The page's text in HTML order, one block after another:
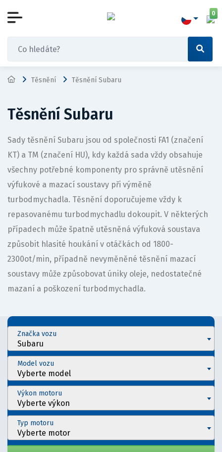
0
Těsnění Těsnění Subaru
Těsnění Subaru
Sady těsnění Subaru jsou od společnosti FA1 (značení
KT) a TM (značení HU), kdy každá sada vždy obsahuje
všechny potřebné komponenty pro správně utěsnění
výfukové a mazací soustavy při výměně
turbodmychadla. Těsnění doporučujeme vždy k
repasovanému turbodmychadlu dokoupit. V některých
případech může špatně utěsněná výfuková soustava
způsobit hlasité houkání v otáčkách od 1800-
2300ot/min, případně nevyměněné těsnění mazací
soustavy může způsobovat úniky oleje, nedostatečné
mazaní a poškození turbodmychadla.
Subaru
Značka vozu
Vyberte model
Model vozu
Vyberte výkon
Výkon motoru
Vyberte motor
Typ motoru